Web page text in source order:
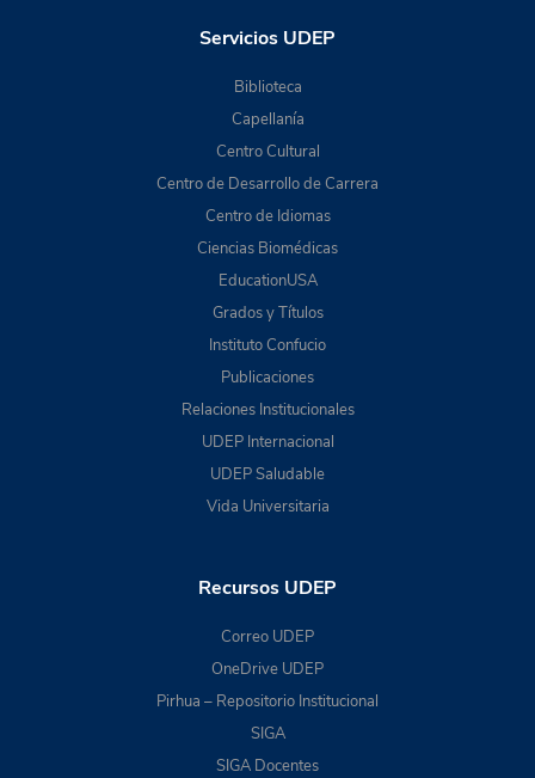
Servicios UDEP
Biblioteca
Capellanía
Centro Cultural
Centro de Desarrollo de Carrera
Centro de Idiomas
Ciencias Biomédicas
EducationUSA
Grados y Títulos
Instituto Confucio
Publicaciones
Relaciones Institucionales
UDEP Internacional
UDEP Saludable
Vida Universitaria
Recursos UDEP
Correo UDEP
OneDrive UDEP
Pirhua – Repositorio Institucional
SIGA
SIGA Docentes